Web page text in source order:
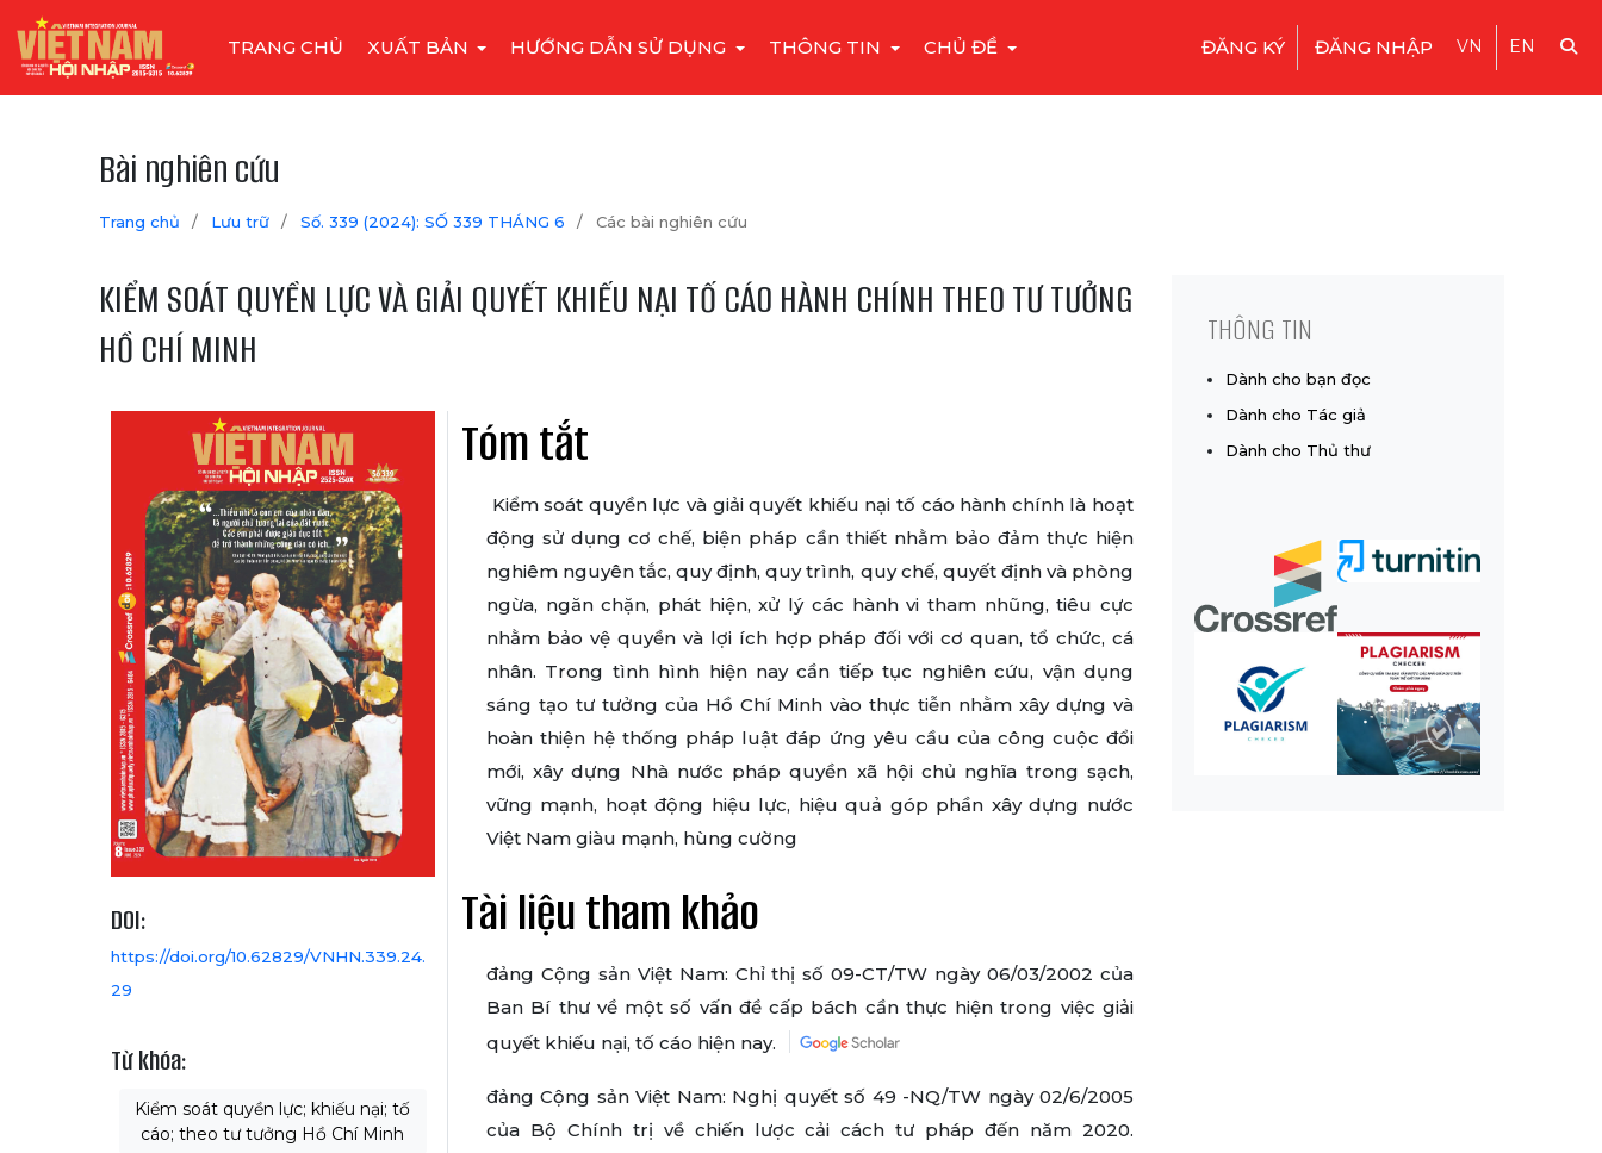
TRANG CHỦ XUẤT BẢN HƯỚNG DẪN SỬ DỤNG THÔNG TIN CHỦ ĐỀ ĐĂNG KÝ ĐĂNG NHẬP VN EN
Bài nghiên cứu
Trang chủ / Lưu trữ / Số. 339 (2024): SỐ 339 THÁNG 6 / Các bài nghiên cứu
KIỂM SOÁT QUYỀN LỰC VÀ GIẢI QUYẾT KHIẾU NẠI TỐ CÁO HÀNH CHÍNH THEO TƯ TƯỞNG
HỒ CHÍ MINH
DOI:
https://doi.org/10.62829/VNHN.339.24.
29
Từ khóa:
Kiểm soát quyền lực; khiếu nại; tố
cáo; theo tư tưởng Hồ Chí Minh
Tóm tắt
Kiểm soát quyền lực và giải quyết khiếu nại tố cáo hành chính là hoạt
động sử dụng cơ chế, biện pháp cần thiết nhằm bảo đảm thực hiện
nghiêm nguyên tắc, quy định, quy trình, quy chế, quyết định và phòng
ngừa, ngăn chặn, phát hiện, xử lý các hành vi tham nhũng, tiêu cực
nhằm bảo vệ quyền và lợi ích hợp pháp đối với cơ quan, tổ chức, cá
nhân. Trong tình hình hiện nay cần tiếp tục nghiên cứu, vận dụng
sáng tạo tư tưởng của Hồ Chí Minh vào thực tiễn nhằm xây dựng và
hoàn thiện hệ thống pháp luật đáp ứng yêu cầu của công cuộc đổi
mới, xây dựng Nhà nước pháp quyền xã hội chủ nghĩa trong sạch,
vững mạnh, hoạt động hiệu lực, hiệu quả góp phần xây dựng nước
Việt Nam giàu mạnh, hùng cường
Tài liệu tham khảo
đảng Cộng sản Việt Nam: Chỉ thị số 09-CT/TW ngày 06/03/2002 của
Ban Bí thư về một số vấn đề cấp bách cần thực hiện trong việc giải
quyết khiếu nại, tố cáo hiện nay.
đảng Cộng sản Việt Nam: Nghị quyết số 49 -NQ/TW ngày 02/6/2005
của Bộ Chính trị về chiến lược cải cách tư pháp đến năm 2020.
THÔNG TIN
Dành cho bạn đọc
Dành cho Tác giả
Dành cho Thủ thư